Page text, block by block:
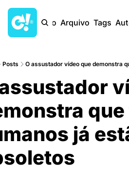
Início Arquivo Tags
Posts O assustador vídeo que demonstra
já